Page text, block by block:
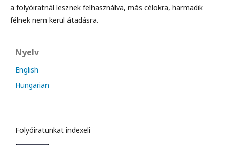
a folyóiratnál lesznek felhasználva, más célokra, harmadik
félnek nem kerül átadásra.
Nyelv
English
Hungarian
Folyóiratunkat indexeli